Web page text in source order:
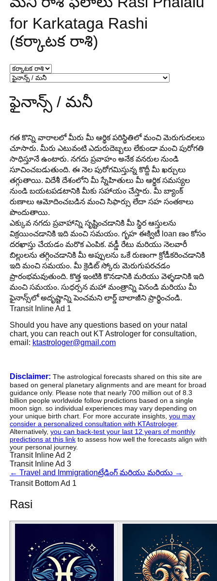
for Karkataga Rashi
(కర్కాటక రాశి)
ఫైనాన్స్ / మనీ
గత కొన్ని వారాలలో మీరు మీ ఆర్థిక పరిస్థితిలో మంచి మెరుగుదలలు
చూసారు. మీరు ఎటువంటి ఎదురుదెబ్బలు లేకుండా మంచి పురోగతి
సాధిస్తూనే ఉంటారు. నగదు ప్రవాహం అనేక వనరుల నుండి
సూచించబడుతుంది. ఈ నెల పురోగమిస్తున్న కొద్దీ మీ ఖర్చులు
తగ్గుతాయి. విదేశీ దేశంలోని మీ స్నేహితులు మీ ఆర్థిక సమస్యల
నుండి బయటపడటానికి మీకు సహాయం చేస్తారు. మీ బ్యాంక్
రుణాలు ఆమోదించబడిన మంచి సిఫార్సు లేదా సహ సంతకాలు
పొందుతాయి.
ఎక్కువ నగదు ప్రవాహాన్ని సృష్టించడానికి మీ స్థిర ఆస్తులను
విక్రయించడానికి ఇది మంచి సమయం. గృహ ఈక్విటీ loan ణం కోసం
దరఖాస్తు చేయడం మరొక ఎంపిక. వడ్డీ రేటు మరియు నెలవారీ
బిల్లులను తగ్గించడానికి మీ అప్పులను ఒకే రుణంగా క్రోడీకరించడానికి
ఇది మంచి సమయం. మీ క్రెడిట్ స్కోరు మెరుగుపరచడం
ప్రారంభమవుతుంది. కొత్త ఇంటికి కొనడానికి మరియు వెళ్ళడానికి ఇది
మంచి సమయం. సుధర్సన మహా మంత్రాన్ని వినండి మరియు మీ
ఫైనాన్స్‌లో అదృష్టాన్ని పెంచమని లార్డ్ బాలాజీని ప్రార్థించండి.
Transit Inline Ad 1
Should you have any questions based on your natal
chart, you can reach out KT Astrologer for consultation,
email: ktastrologer@gmail.com
Disclaimer: The astrological forecasts shared on this site are
based on general planetary alignments and are meant for broad
guidance only. Please note that nearly 700 million out of 8.3
billion people worldwide follow predictions based on a single
moon sign. so individual experiences may vary depending on
your unique birth chart. For more accurate insights, you may
consider a personalized consultation with KTAstrologer.
Alternatively, you can back-test your last 12 years of monthly
predictions at this link to assess how well the forecasts align with
your personal journey.
Transit Inline Ad 2
Transit Inline Ad 3
← Travel and Immigrationట్రేడింగ్ మరియు మరియు →
Transit Bottom Ad 1
Rasi